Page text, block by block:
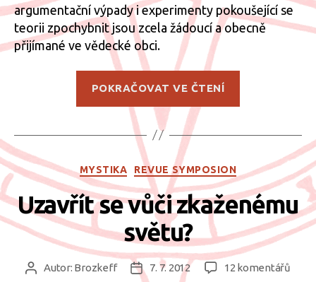
argumentační výpady i experimenty pokoušející se
teorii zpochybnit jsou zcela žádoucí a obecně
přijímané ve vědecké obci.
POKRAČOVAT VE ČTENÍ
světech“
Rubriky
MYSTIKA REVUE SYMPOSION
Uzavřít se vůči zkaženému
světu?
AutorAutor: Brozkeff
Datum7. 7. 2012 12 komentářůu